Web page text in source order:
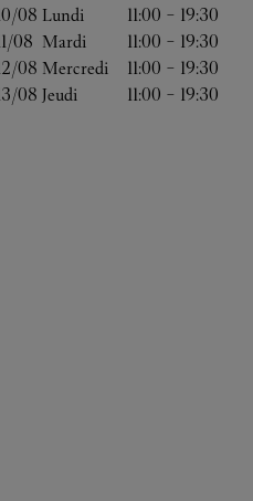
08 Lundi 11:00 - 19:30
08 Mardi 11:00 - 19:30
08 Mercredi 11:00 - 19:30
08 Jeudi 11:00 - 19:30
Tab